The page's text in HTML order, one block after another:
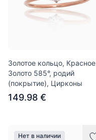
Золотое кольцо, Красное
Золото 585°, родий
(покрытие), Цирконы
149.98 €
Нет в наличии